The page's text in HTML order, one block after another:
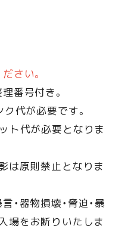
さい。
番号付き。
代が必要です。
ト代が必要となりま
は原則禁止となりま
器物損壊・脅迫・暴
場をお断りいたしま